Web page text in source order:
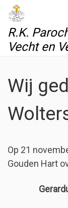
Skip to content
R.K.
Vecht en
Wij
Op 21
Gouden Hart